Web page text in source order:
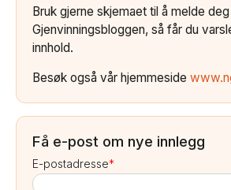
Bruk gjerne skjemaet til å melde
Gjenvinningsbloggen, så får du
innhold.
Besøk også vår hjemmeside
Få e-post om nye innlegg
E-postadresse*